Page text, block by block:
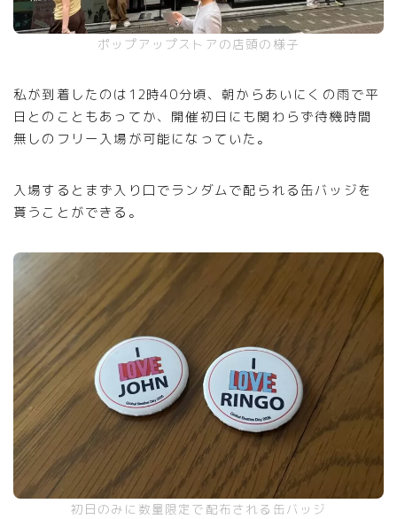
ポップアップストアの店頭の様子
私が到着したのは12時40分頃、朝からあいにくの雨で平
日とのこともあってか、開催初日にも関わらず待機時間
無しのフリー入場が可能になっていた。
入場するとまず入り口でランダムで配られる缶バッジを
貰うことができる。
初日のみに数量限定で配布される缶バッジ